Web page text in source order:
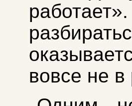
вовсе не